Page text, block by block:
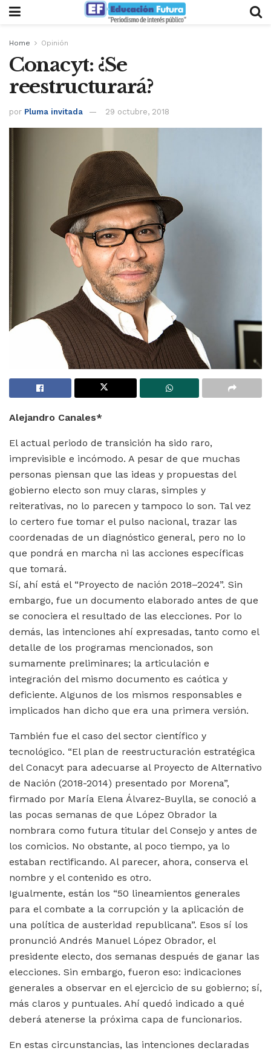
Home Opinión
Conacyt: ¿Se
reestructurará?
por Pluma invitada 29 octubre, 2018
Alejandro Canales*
El actual periodo de transición ha sido raro,
imprevisible e incómodo. A pesar de que muchas
personas piensan que las ideas y propuestas del
gobierno electo son muy claras, simples y
reiterativas, no lo parecen y tampoco lo son. Tal vez
lo certero fue tomar el pulso nacional, trazar las
coordenadas de un diagnóstico general, pero no lo
que pondrá en marcha ni las acciones específicas
que tomará.
Sí, ahí está el “Proyecto de nación 2018–2024”. Sin
embargo, fue un documento elaborado antes de que
se conociera el resultado de las elecciones. Por lo
demás, las intenciones ahí expresadas, tanto como el
detalle de los programas mencionados, son
sumamente preliminares; la articulación e
integración del mismo documento es caótica y
deficiente. Algunos de los mismos responsables e
implicados han dicho que era una primera versión.
También fue el caso del sector científico y
tecnológico. “El plan de reestructuración estratégica
del Conacyt para adecuarse al Proyecto de Alternativo
de Nación (2018-2014) presentado por Morena”,
firmado por María Elena Álvarez-Buylla, se conoció a
las pocas semanas de que López Obrador la
nombrara como futura titular del Consejo y antes de
los comicios. No obstante, al poco tiempo, ya lo
estaban rectificando. Al parecer, ahora, conserva el
nombre y el contenido es otro.
Igualmente, están los “50 lineamientos generales
para el combate a la corrupción y la aplicación de
una política de austeridad republicana”. Esos sí los
pronunció Andrés Manuel López Obrador, el
presidente electo, dos semanas después de ganar las
elecciones. Sin embargo, fueron eso: indicaciones
generales a observar en el ejercicio de su gobierno; sí,
más claros y puntuales. Ahí quedó indicado a qué
deberá atenerse la próxima capa de funcionarios.
En estas circunstancias, las intenciones declaradas